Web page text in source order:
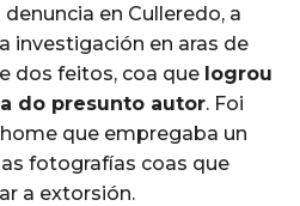
en Culleredo, a
investigación en aras de
dos feitos, coa que logrou
do presunto autor. Foi
que empregaba un
fotografías coas que
a extorsión.